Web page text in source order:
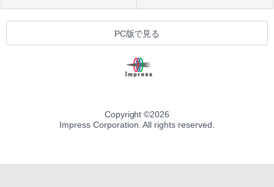
PC版で見る
Copyright ©2026
Impress Corporation. All rights reserved.